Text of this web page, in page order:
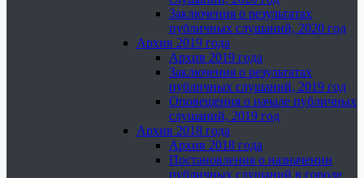
Заключения о результатах
публичных слушаний, 2020 год
Архив 2019 года
Архив 2019 года
Заключения о результатах
публичных слушаний, 2019 год
Оповещения о начале публичных
слушаний, 2019 год
Архив 2018 года
Архив 2018 года
Постановления о назначении
публичных слушаний в городе